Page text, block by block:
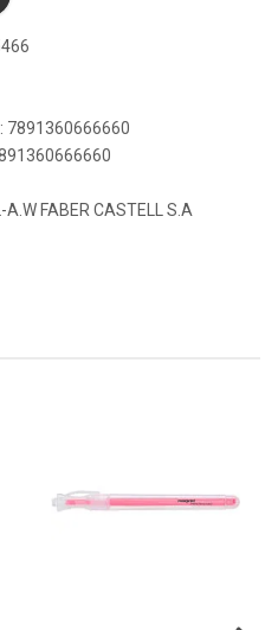
7891360666660
A.W FABER CASTELL S.A